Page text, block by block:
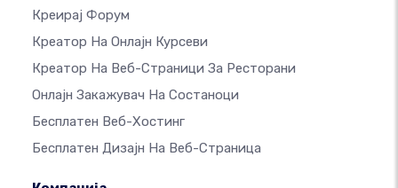
Креирај Форум
Креатор На Онлајн Курсеви
Креатор На Веб-Страници За Ресторани
Онлајн Закажувач На Состаноци
Бесплатен Веб-Хостинг
Бесплатен Дизајн На Веб-Страница